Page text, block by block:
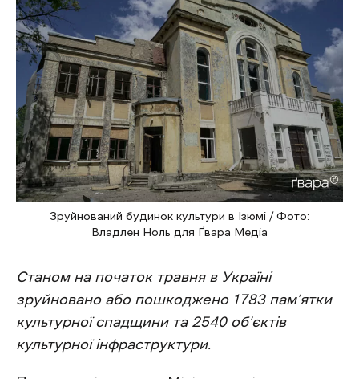
Зруйнований будинок культури в Ізюмі / Фото:
Владлен Ноль для Ґвара Медіа
Станом на початок травня в Україні
зруйновано або пошкоджено 1783 пам’ятки
культурної спадщини та 2540 об’єктів
культурної інфраструктури.